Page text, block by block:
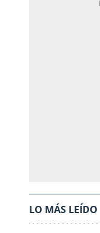
LO MÁS LEÍDO